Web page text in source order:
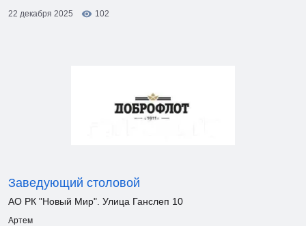
22 декабря 2025
102
Заведующий столовой
АО РК "Новый Мир". Улица Ганслеп 10
Артем